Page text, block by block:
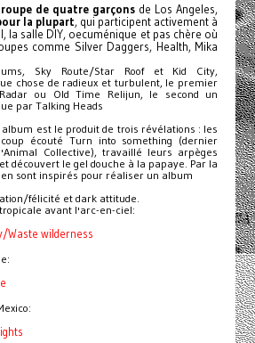
de quatre garçons de Los Angeles,
la plupart, qui participent activement à
la salle DIY, oecuménique et pas chère où
comme Silver Daggers, Health, Mika
Sky Route/Star Roof et Kid City,
chose de radieux et turbulent, le premier
ou Old Time Relijun, le second un
par Talking Heads
est le produit de trois révélations : les
écouté Turn into something (dernier
Collective), travaillé leurs arpèges
découvert le gel douche à la papaye. Par la
sont inspirés pour réaliser un album
félicité et dark attitude.
avant l'arc-en-ciel:
Waste wilderness